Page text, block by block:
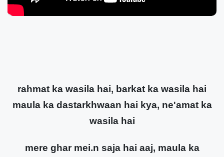
rahmat ka wasila hai, barkat ka wasila hai
maula ka dastarkhwaan hai kya, ne'amat ka
wasila hai
mere ghar mei.n saja hai aaj, maula ka